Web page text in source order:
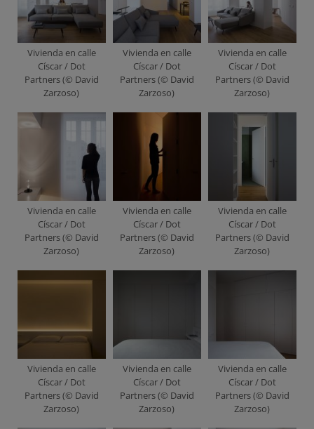
Vivienda en calle
Císcar / Dot
Partners (© David
Zarzoso)
Vivienda en calle
Císcar / Dot
Partners (© David
Zarzoso)
Vivienda en calle
Císcar / Dot
Partners (© David
Zarzoso)
Vivienda en calle
Císcar / Dot
Partners (© David
Zarzoso)
Vivienda en calle
Císcar / Dot
Partners (© David
Zarzoso)
Vivienda en calle
Císcar / Dot
Partners (© David
Zarzoso)
Vivienda en calle
Císcar / Dot
Partners (© David
Zarzoso)
Vivienda en calle
Císcar / Dot
Partners (© David
Zarzoso)
Vivienda en calle
Císcar / Dot
Partners (© David
Zarzoso)